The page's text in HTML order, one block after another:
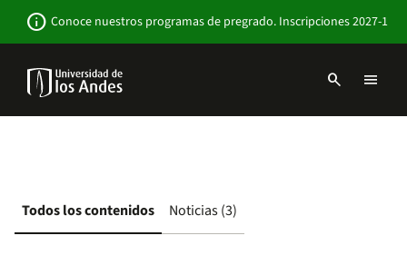
contenido
info Conoce nuestros programas de pregrado. Inscripciones 2027-1
Navbar
search menu
Todos los contenidos Noticias (3)